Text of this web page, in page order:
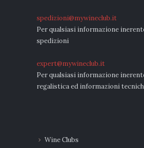
spedizioni@mywineclub.it
Per qualsiasi informazione
spedizioni
expert@mywineclub.it
Per qualsiasi informazione
regalistica ed informazioni
Wine Clubs